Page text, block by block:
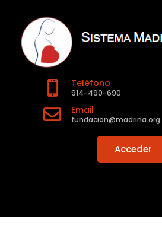
 Teléfono
914-490-690
 Email
fundacion@madrina.org
Acceder